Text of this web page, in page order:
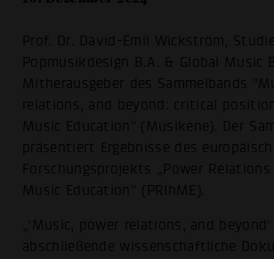
Prof. Dr. David-Emil Wickström,
Popmusikdesign B.A. & Global Music
Mitherausgeber des Sammelbands
relations, and beyond: critical
Music Education" (Musikene). Der
präsentiert Ergebnisse des
Forschungsprojekts „Power
Music Education“ (PRIhME).
„’Music, power relations, and
abschließende wissenschaftliche